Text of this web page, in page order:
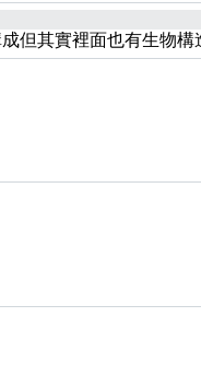
但其實裡面也有生物構